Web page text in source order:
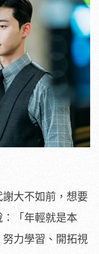
大不如前，想要
「年輕就是本
力學習、開拓視